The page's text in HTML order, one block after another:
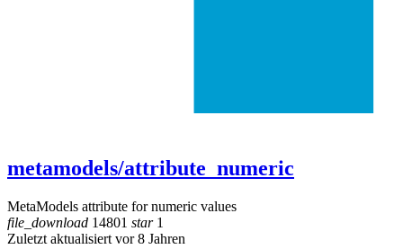
metamodels/attribute_numeric
MetaModels attribute for numeric values
file_download 14801 star1
Zuletzt aktualisiert vor 8 Jahren